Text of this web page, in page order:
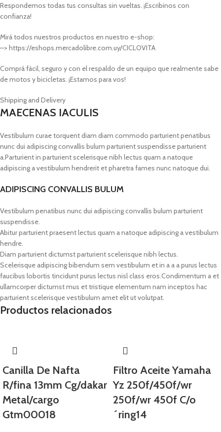
Respondemos todas tus consultas sin vueltas. ¡Escribinos con
confianza!
Mirá todos nuestros productos en nuestro e-shop:
–> https://eshops.mercadolibre.com.uy/CICLOVITA
Comprá fácil, seguro y con el respaldo de un equipo que realmente sabe
de motos y bicicletas. ¡Estamos para vos!
Shipping and Delivery
MAECENAS IACULIS
Vestibulum curae torquent diam diam commodo parturient penatibus
nunc dui adipiscing convallis bulum parturient suspendisse parturient
a.Parturient in parturient scelerisque nibh lectus quam a natoque
adipiscing a vestibulum hendrerit et pharetra fames nunc natoque dui.
ADIPISCING CONVALLIS BULUM
Vestibulum penatibus nunc dui adipiscing convallis bulum parturient
suspendisse.
Abitur parturient praesent lectus quam a natoque adipiscing a vestibulum
hendre.
Diam parturient dictumst parturient scelerisque nibh lectus.
Scelerisque adipiscing bibendum sem vestibulum et in a a a purus lectus
faucibus lobortis tincidunt purus lectus nisl class eros.Condimentum a et
ullamcorper dictumst mus et tristique elementum nam inceptos hac
parturient scelerisque vestibulum amet elit ut volutpat.
Productos relacionados
Canilla De Nafta
R/fina 13mm Cg/dakar
Metal/cargo
Gtm00018
Filtro Aceite Yamaha
Yz 250f/450f/wr
250f/wr 450f C/o
´ring14